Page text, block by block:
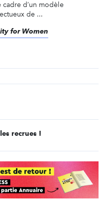
d’un modèle
de ...
for Women
recrues !